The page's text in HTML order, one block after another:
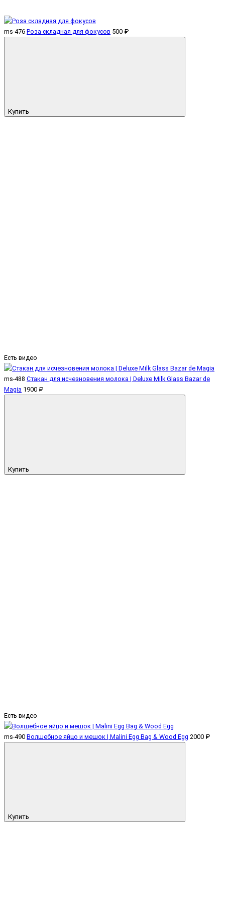
ms-476 Роза складная для фокусов 500 ₽
Купить
Есть видео
ms-488 Стакан для исчезновения молока | Deluxe Milk Glass Bazar de
Magia 1900 ₽
Купить
Есть видео
ms-490 Волшебное яйцо и мешок | Malini Egg Bag & Wood Egg 2000 ₽
Купить